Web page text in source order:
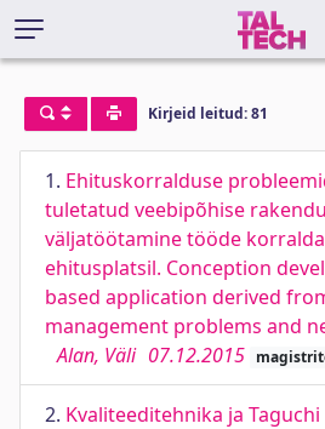
Kirjeid leitud: 81
1. Ehituskorralduse
tuletatud veebipõhise
väljatöötamine tööde
ehitusplatsil. Conception
based application derived
management problems and
Alan, Väli 07.12.2015
2. Kvaliteeditehnika ja